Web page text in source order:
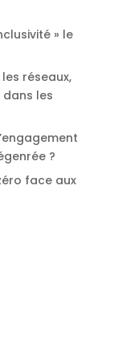
» le
réseaux,
les
?
face aux